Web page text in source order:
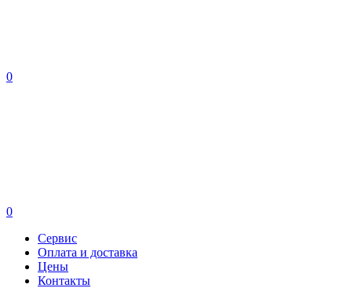
0
0
Сервис
Оплата и доставка
Цены
Контакты